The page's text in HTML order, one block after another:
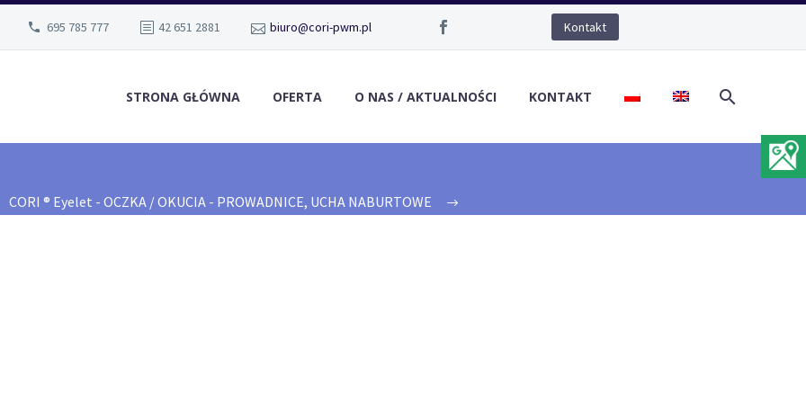
695 785 777 42 651 2881 biuro@cori-pwm.pl Kontakt
STRONA GŁÓWNA OFERTA O NAS / AKTUALNOŚCI KONTAKT
CORI ® Eyelet - OCZKA / OKUCIA - PROWADNICE, UCHA NABURTOWE